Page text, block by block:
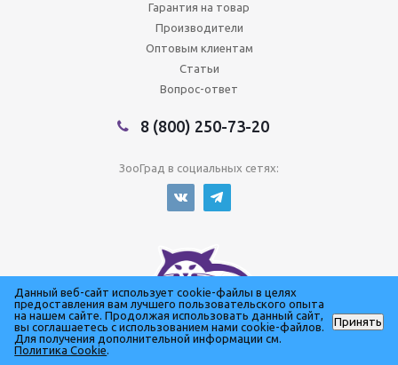
Гарантия на товар
Производители
Оптовым клиентам
Статьи
Вопрос-ответ
8 (800) 250-73-20
ЗооГрад в социальных сетях:
Сеть зоомагазинов
©️Зооград 2026
Данный веб-сайт использует cookie-файлы в целях
предоставления вам лучшего пользовательского опыта
на нашем сайте. Продолжая использовать данный сайт,
вы соглашаетесь с использованием нами cookie-файлов.
Для получения дополнительной информации см.
Политика Cookie.
Принять